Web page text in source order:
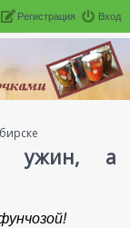
Вход
Регистрация
ужин, а